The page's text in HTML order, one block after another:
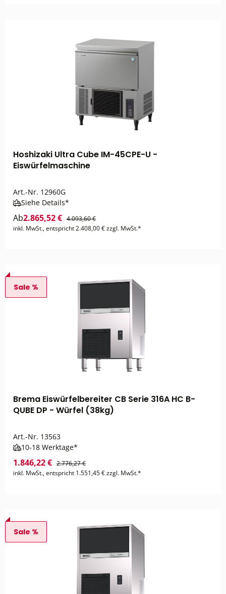
Hoshizaki Ultra Cube IM-45CPE-U -
Eiswürfelmaschine
Art.-Nr. 12960G
Siehe Details*
Ab2.865,52 € 4.093,60 €
inkl. MwSt., entspricht 2.408,00 € zzgl. MwSt.*
Sale %
Brema Eiswürfelbereiter CB Serie 316A HC B-
QUBE DP - Würfel (38kg)
Art.-Nr. 13563
10-18 Werktage*
1.846,22 € 2.776,27 €
inkl. MwSt., entspricht 1.551,45 € zzgl. MwSt.*
Sale %